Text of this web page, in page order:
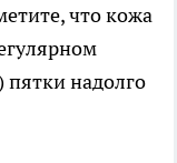
что кожа
надолго